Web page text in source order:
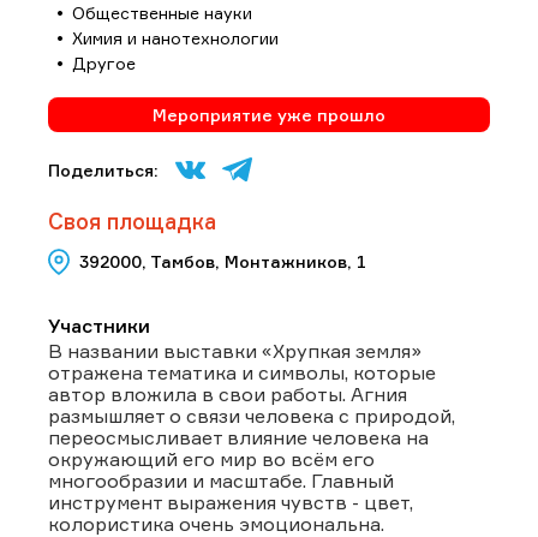
Общественные науки
Химия и нанотехнологии
Другое
Мероприятие уже прошло
Поделиться:
Своя площадка
392000, Тамбов, Монтажников, 1
Участники
В названии выставки «Хрупкая земля»
отражена тематика и символы, которые
автор вложила в свои работы. Агния
размышляет о связи человека с природой,
переосмысливает влияние человека на
окружающий его мир во всём его
многообразии и масштабе. Главный
инструмент выражения чувств - цвет,
колористика очень эмоциональна.